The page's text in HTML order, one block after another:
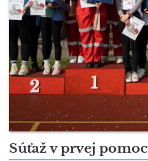
Súťaž v prvej